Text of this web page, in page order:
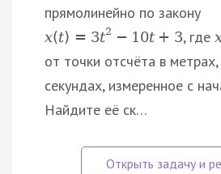
прямолинейно по закону
x(t) = 3t2 − 10t + 3, где
от точки отсчёта в метрах,
секундах, измеренное с
Найдите её ск…